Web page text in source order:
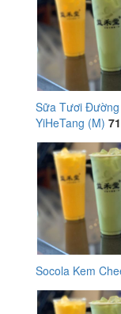
Sữa Tươi
YiHeTang (M)
Socola Kem